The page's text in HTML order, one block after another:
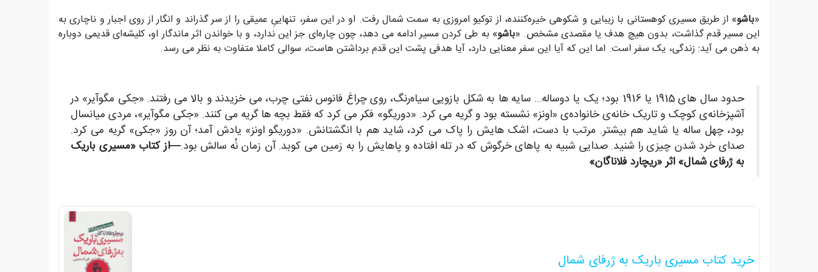
«باشو» از طریق مسیری کوهستانی با زیبایی و شکوهی خیره‌کننده، از توکیو امروزی به سمت شمال رفت. او در این سفر، تنهاییِ عمیقی را از سر گذراند و انگار از روی اجبار و ناچاری به
این مسیر قدم گذاشت، بدون هیچ هدف یا مقصدی مشخص. «باشو» به طی کردن مسیر ادامه می دهد، چون چاره‌ای جز این ندارد، و با خواندن اثر ماندگار او، کلیشه‌ای قدیمی دوباره
به ذهن می آید: زندگی، یک سفر است. اما این که آیا این سفر معنایی دارد، آیا هدفی پشت این قدم برداشتن هاست، سوالی کاملا متفاوت به نظر می رسد.
حدود سال های 1915 یا 1916 بود؛ یک یا دوساله... سایه ها به شکل بازویی سیاه‌رنگ، روی چراغ فانوس نفتی چرب، می خزیدند و بالا می رفتند. «جکی مگوآیر» در
آشپزخانه‌ی کوچک و تاریک خانه‌ی خانواده‌ی «اونز» نشسته بود و گریه می کرد. «دوریگو» فکر می کرد که فقط بچه ها گریه می کنند. «جکی مگوآیر»، مردی میانسال
بود، چهل ساله یا شاید هم بیشتر. مرتب با دست، اشک هایش را پاک می کرد، شاید هم با انگشتانش. «دوریگو اونز» یادش آمد؛ آن روز «جکی» گریه می کرد.
صدای خرد شدن چیزی را شنید. صدایی شبیه به پاهای خرگوش که در تله افتاده و پاهایش را به زمین می کوبد. آن زمان نُه سالش بود.—از کتاب «مسیری باریک
به ژرفای شمال» اثر «ریچارد فلاناگان»
خرید کتاب مسیری باریک به ژرفای شمال